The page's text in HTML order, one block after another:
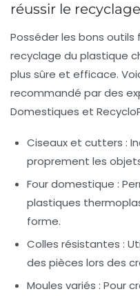
réussir le
Posséder les bons
recyclage du plastique
plus sûre et efficace.
recommandé par des
Domestiques et
Ciseaux et cutters :
proprement les
Four domestique :
plastiques
forme.
Colles résistantes :
des pièces lors des
Moules variés : Pour